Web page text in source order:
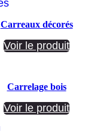
Carreaux décorés
Voir le produit
Carrelage bois
Voir le produit